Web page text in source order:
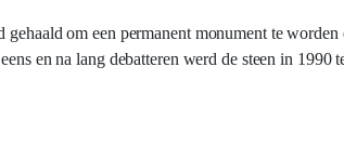
om een permanent monument te
en na lang debatteren werd de steen in 1990